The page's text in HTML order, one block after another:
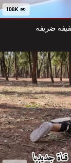
ضريفه